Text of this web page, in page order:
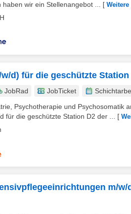
wir ein Stellenangebot ...
[
d) für die geschützte
JobRad JobTicket
Psychotherapie und Psychosomatik
für die geschützte Station D2 der ...
[
m/w/